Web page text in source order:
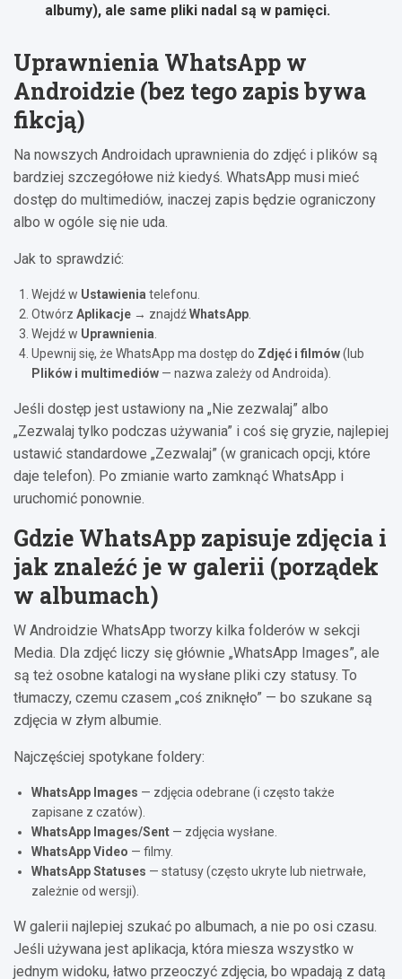
albumy), ale same pliki nadal są w pamięci.
Uprawnienia WhatsApp w
Androidzie (bez tego zapis bywa
fikcją)
Na nowszych Androidach uprawnienia do zdjęć i plików są
bardziej szczegółowe niż kiedyś. WhatsApp musi mieć
dostęp do multimediów, inaczej zapis będzie ograniczony
albo w ogóle się nie uda.
Jak to sprawdzić:
Wejdź w Ustawienia telefonu.
Otwórz Aplikacje → znajdźWhatsApp
Wejdź w Uprawnienia
Upewnij się, że WhatsApp ma dostęp do Zdjęć i filmów(lub
Plików i multimediów — nazwa zależy od Androida).
Jeśli dostęp jest ustawiony na „Nie zezwalaj” albo
„Zezwalaj tylko podczas używania” i coś się gryzie, najlepiej
ustawić standardowe „Zezwalaj” (w granicach opcji, które
daje telefon). Po zmianie warto zamknąć WhatsApp i
uruchomić ponownie.
Gdzie WhatsApp zapisuje zdjęcia i
jak znaleźć je w galerii (porządek
w albumach)
W Androidzie WhatsApp tworzy kilka folderów w sekcji
Media. Dla zdjęć liczy się głównie „WhatsApp Images”, ale
są też osobne katalogi na wysłane pliki czy statusy. To
tłumaczy, czemu czasem „coś zniknęło” — bo szukane są
zdjęcia w złym albumie.
Najczęściej spotykane foldery:
WhatsApp Images — zdjęcia odebrane (i często także
zapisane z czatów).
WhatsApp Images/Sent — zdjęcia wysłane.
WhatsApp Video — filmy.
WhatsApp Statuses — statusy (często ukryte lub nietrwałe,
zależnie od wersji).
W galerii najlepiej szukać po albumach, a nie po osi czasu.
Jeśli używana jest aplikacja, która miesza wszystko w
jednym widoku, łatwo przeoczyć zdjęcia, bo wpadają z datą